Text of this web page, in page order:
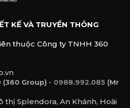
KẾ VÀ TRUYỀN THÔNG
thuộc Công ty TNHH 360
(360 Group) - 0988.992.085 (Mr
thị Splendora, An Khánh, Hoài